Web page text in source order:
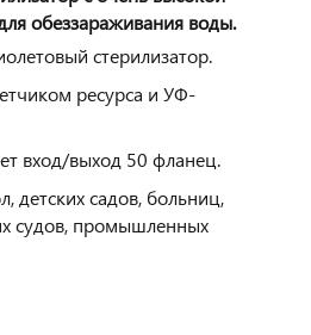
обеззараживания воды.
стерилизатор.
ресурса и УФ-
вход/выход 50 фланец.
детских садов, больниц,
судов, промышленных